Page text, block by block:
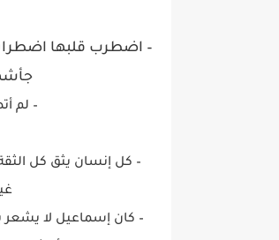
– اضطرب قلبها
– لم
– كل إنسان يثق كل
– كان إسماعيل لا يشعر